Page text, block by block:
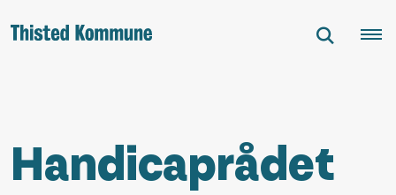
Handicaprådet